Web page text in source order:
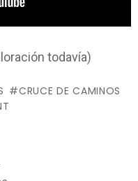
todavía)
CRUCE DE CAMINOS